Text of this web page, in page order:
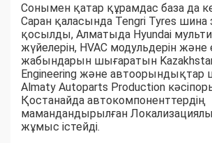
Сонымен қатар құрамдас база да
Саран қаласында Tengri Tyres шина
қосылды, Алматыда Hyundai
жүйелерін, HVAC модульдерін және
жабындарын шығаратын
Engineering және автоорындықтар
Almaty Autoparts Production
Қостанайда автокомпоненттердің
мамандандырылған
жұмыс істейді.